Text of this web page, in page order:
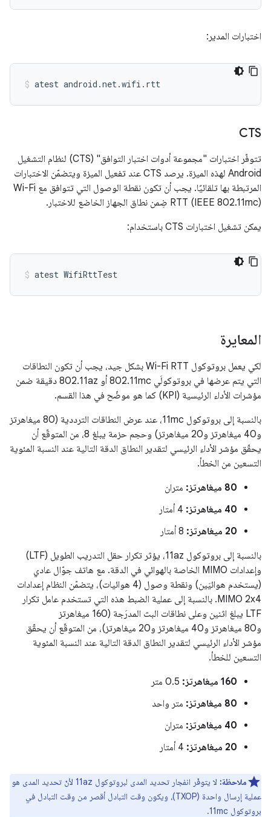
اختبارات المدير:
atest android.net.wifi.rtt
CTS
تتوفّر اختبارات "مجموعة أدوات اختبار التوافق" (CTS) لنظام التشغيل
Android لهذه الميزة. يرصد CTS عند تفعيل الميزة ويتضمّن الاختبارات
المرتبطة بها تلقائيًا. يجب أن تكون نقطة الوصول التي تتوافق مع Wi-Fi
RTT (IEEE 802.11mc) ضِمن نطاق الجهاز الخاضع للاختبار.
يمكن تشغيل اختبارات CTS باستخدام:
atest WifiRttTest
المعايرة
لكي يعمل بروتوكول Wi-Fi RTT بشكل جيد، يجب أن تكون النطاقات
التي يتم عرضها في بروتوكولَي 802.11mc أو 802.11az دقيقة ضمن
مؤشرات الأداء الرئيسية (KPI) كما هو موضّح في هذا القسم.
بالنسبة إلى بروتوكول 11mc، عند عرض النطاقات الترددية (80 ميغاهرتز
و40 ميغاهرتز و20 ميغاهرتز) وحجم حزمة يبلغ 8، من المتوقّع أن
يحقّق مؤشر الأداء الرئيسي لتقدير النطاق الدقة التالية عند النسبة المئوية
التسعين من الخطأ.
‫80 ميغاهرتز:
متران
40 ميغاهرتز:
‫20 ميغاهرتز:
بالنسبة إلى بروتوكول 11az، يؤثر تكرار حقل التدريب الطويل (LTF)
وإعدادات MIMO الخاصة بالهوائي في الدقة. مع هاتف جوّال عادي
(يستخدم هوائيَين) ونقطة وصول (4 هوائيات)، يتضمّن النظام إعدادات
MIMO 2x4. بالنسبة إلى عملية الضبط هذه التي تستخدم عامل تكرار
LTF يبلغ اثنين وعلى نطاقات البث المدرَجة (160 ميغاهرتز
و80 ميغاهرتز و40 ميغاهرتز و20 ميغاهرتز)، من المتوقّع أن يحقّق
مؤشر الأداء الرئيسي لتقدير النطاق الدقة التالية عند النسبة المئوية
التسعين للخطأ.
‫160 ميغاهرتز:
‫80 ميغاهرتز:
متر واحد
‫40 ميغاهرتز:
متران
‫20 ميغاهرتز:
ملاحظة:
لا يتوفّر انفجار تحديد المدى لبروتوكول 11az لأنّ تحديد المدى هو
عملية إرسال واحدة (TXOP)، ويكون وقت التبادل أقصر من وقت التبادل في
بروتوكول 11mc.